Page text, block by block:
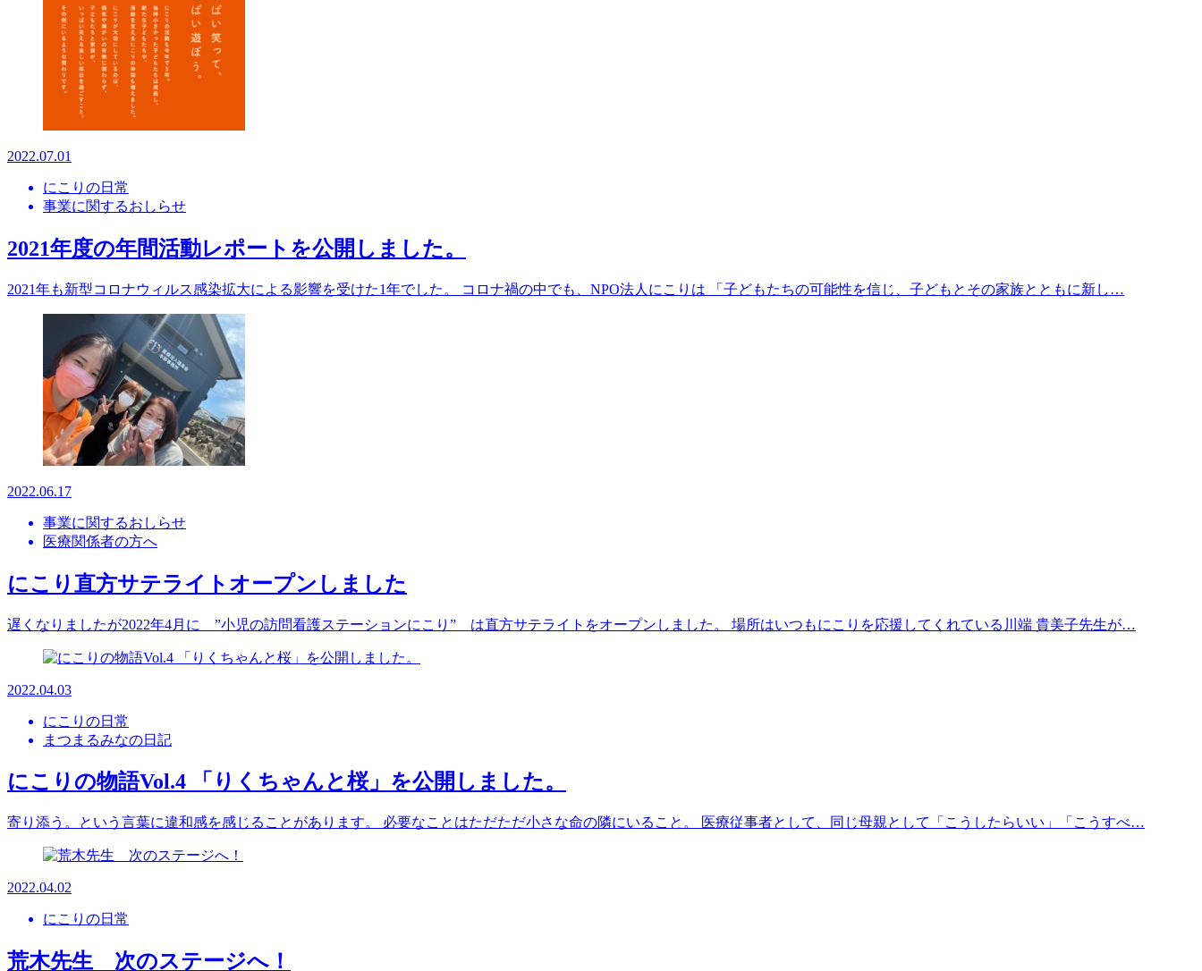
2022.07.01
にこりの日常
事業に関するおしらせ
2021年度の年間活動レポートを公開しました。
2021年も新型コロナウィルス感染拡大による影響を受けた1年でした。 コロナ禍の中でも、NPO法人にこりは 「子どもたちの可能性を信じ、子どもとその家族とともに新し…
2022.06.17
事業に関するおしらせ
医療関係者の方へ
にこり直方サテライトオープンしました
遅くなりましたが2022年4月に ”小児の訪問看護ステーションにこり” は直方サテライトをオープンしました。 場所はいつもにこりを応援してくれている川端 貴美子先生が…
2022.04.03
にこりの日常
まつまるみなの日記
にこりの物語Vol.4 「りくちゃんと桜」を公開しました。
寄り添う。という言葉に違和感を感じることがあります。 必要なことはただただ小さな命の隣にいること。 医療従事者として、同じ母親として「こうしたらいい」「こうすべ…
2022.04.02
にこりの日常
荒木先生 次のステージへ！